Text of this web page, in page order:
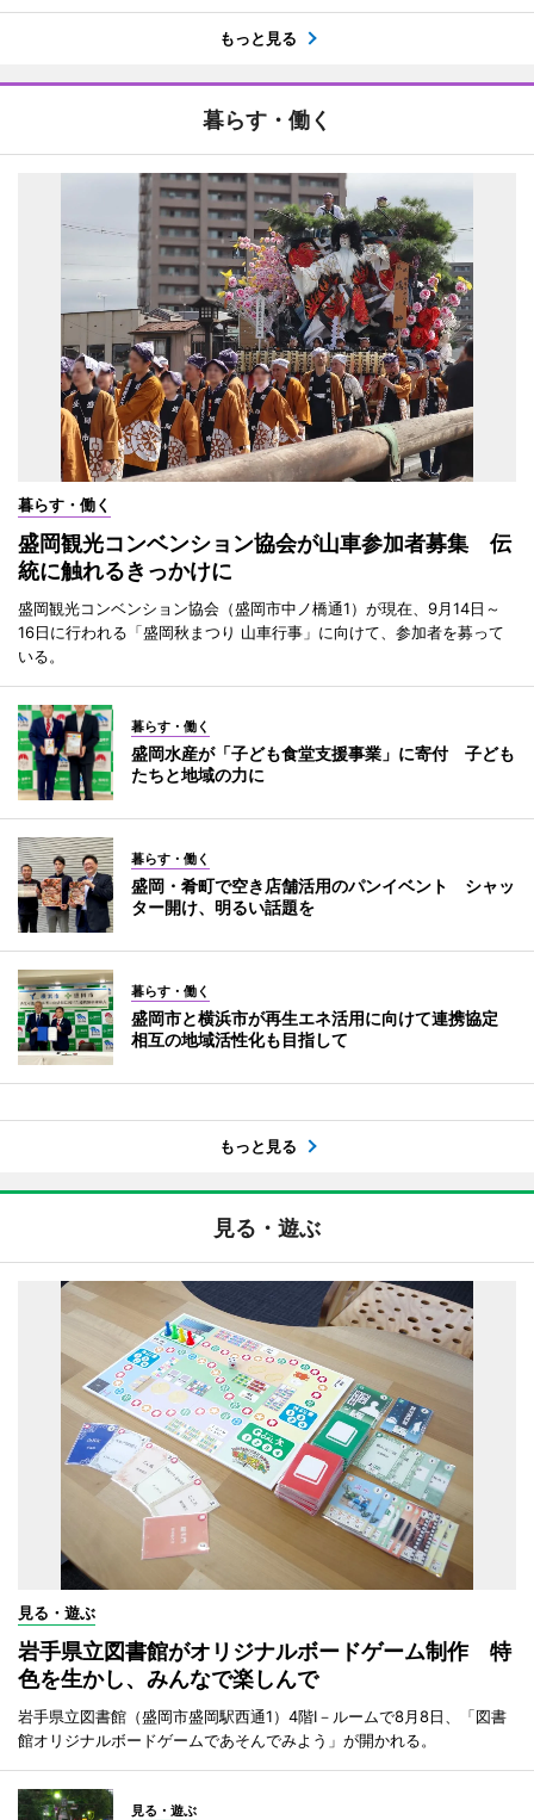
もっと見る
暮らす・働く
暮らす・働く
盛岡観光コンベンション協会が山車参加者募集 伝
統に触れるきっかけに
盛岡観光コンベンション協会（盛岡市中ノ橋通1）が現在、9月14日～
16日に行われる「盛岡秋まつり 山車行事」に向けて、参加者を募って
いる。
暮らす・働く
盛岡水産が「子ども食堂支援事業」に寄付 子ども
たちと地域の力に
暮らす・働く
盛岡・肴町で空き店舗活用のパンイベント シャッ
ター開け、明るい話題を
暮らす・働く
盛岡市と横浜市が再生エネ活用に向けて連携協定
相互の地域活性化も目指して
もっと見る
見る・遊ぶ
見る・遊ぶ
岩手県立図書館がオリジナルボードゲーム制作 特
色を生かし、みんなで楽しんで
岩手県立図書館（盛岡市盛岡駅西通1）4階I－ルームで8月8日、「図書
館オリジナルボードゲームであそんでみよう」が開かれる。
見る・遊ぶ